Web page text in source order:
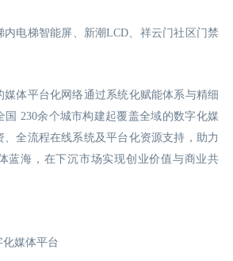
内电梯智能屏、新潮LCD、祥云门社区门禁
媒体平台化网络通过系统化赋能体系与精细
国 230余个城市构建起覆盖全域的数字化媒
全流程在线系统及平台化资源支持，助力
蓝海，在下沉市场实现创业价值与商业共
媒体平台